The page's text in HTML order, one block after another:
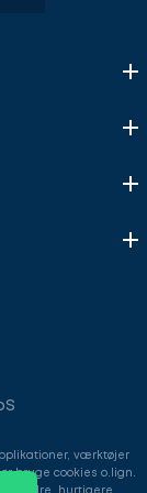
værktøjer
bruge cookies o.lign.